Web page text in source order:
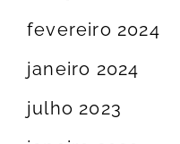
fevereiro 2024
janeiro 2024
julho 2023